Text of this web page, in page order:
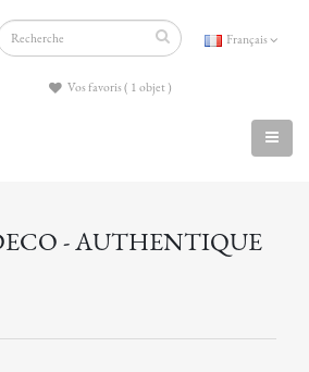
Français
Vos favoris ( 1 objet )
- AUTHENTIQUE